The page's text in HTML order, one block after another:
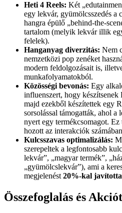
Heti 4 Reels: Két
egy lekvár, gyümölcsszedés a
hangra épülő „behind-the-
tartalom (melyik lekvár illik
felelek).
Hanganyag diverzitás: Nem
nemzetközi pop zenéket
modern feldolgozásait is,
munkafolyamatokból.
Közösségi bevonás: Egy
influenszert, hogy
majd ezekből készítettek egy
sorsolással támogatták, ahol
nyert egy termékcsomagot. Ez
hozott az interakciók
Kulcsszavas optimalizálás:
szerepeltek a legfontosabb
lekvár”, „magyar termék”,
„gyümölcslekvár”), ami a
megjelenést 20%-kal javította
Összefoglalás és